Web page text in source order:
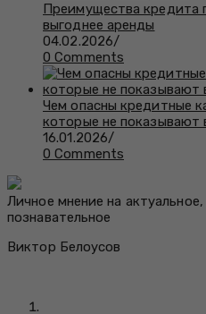
Преимущества кредита
выгоднее аренды
04.02.2026/
0 Comments
Чем опасны кредитные
которые не показывают
16.01.2026/
0 Comments
Личное мнение на
познавательное
Виктор Белоусов